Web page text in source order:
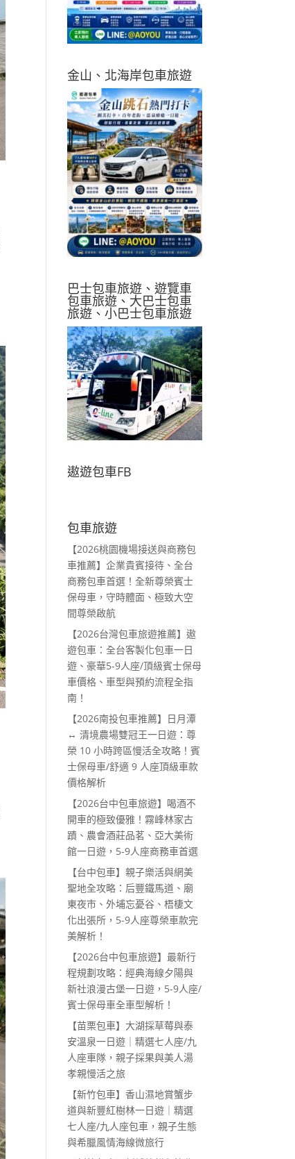
金山、北海岸包車旅遊
巴士包車旅遊、遊覽車
包車旅遊、大巴士包車
旅遊、小巴士包車旅遊
遨遊包車FB
包車旅遊
【2026桃園機場接送與商務包
車推薦】企業貴賓接待、全台
商務包車首選！全新尊榮賓士
保母車，守時體面、極致大空
間尊榮啟航
【2026台灣包車旅遊推薦】遨
遊包車：全台客製化包車一日
遊、豪華5-9人座/頂級賓士保母
車價格、車型與預約流程全指
南！
【2026南投包車推薦】日月潭
↔ 清境農場雙冠王一日遊：尊
榮 10 小時跨區慢活全攻略！賓
士保母車/舒適 9 人座頂級車款
價格解析
【2026台中包車旅遊】喝酒不
開車的極致優雅！霧峰林家古
蹟、農會酒莊品茗、亞大美術
館一日遊，5-9人座商務車首選
【台中包車】親子樂活與網美
聖地全攻略：后豐鐵馬道、廟
東夜市、外埔忘憂谷、梧棲文
化出張所，5-9人座尊榮車款完
美解析！
【2026台中包車旅遊】最新行
程規劃攻略：經典海線夕陽與
新社浪漫古堡一日遊，5-9人座/
賓士保母車全車型解析！
【苗栗包車】大湖採草莓與泰
安溫泉一日遊｜精選七人座/九
人座車隊，親子採果與美人湯
孝親慢活之旅
【新竹包車】香山濕地賞蟹步
道與新豐紅樹林一日遊｜精選
七人座/九人座包車，親子生態
與希臘風情海線微旅行